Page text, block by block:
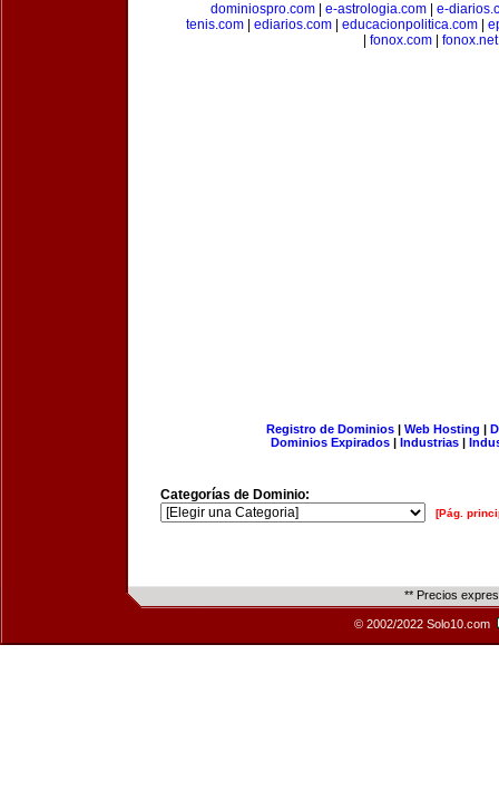
dominiospro.com
e-astrologia.com
e-
tenis.com
ediarios.com educacionpolitica.com
fonox.com| fonox.net
Registro de Dominios| Web Hosting |
Dominios Expirados | Industrias |
Categorías de Dominio:
[Pág.
** Precios
© 2002/2022 Solo10.com